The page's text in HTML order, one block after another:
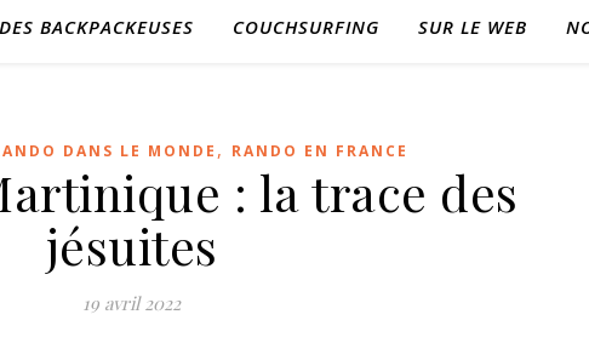
BACKPACKEUSES COUCHSURFING SUR LE WEB
DANS LE MONDE , RANDO EN FRANCE
: la trace des
jésuites
19 avril 2022